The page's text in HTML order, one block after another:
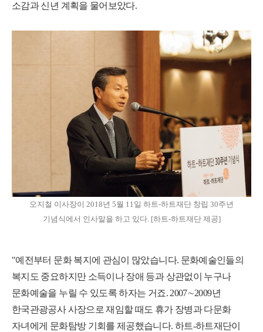
소감과 신년 계획을 물어보았다.
오지철 이사장이 2018년 5월 11일 하트-하트재단 창립 30주년
기념식에서 인사말을 하고 있다. [하트-하트재단 제공]
"예전부터 문화 복지에 관심이 많았습니다. 문화예술인들의
복지도 중요하지만 소득이나 장애 등과 상관없이 누구나
문화예술을 누릴 수 있도록 하자는 거죠. 2007∼2009년
한국관광공사 사장으로 재임할 때도 휴가 장병과 다문화
자녀에게 문화탐방 기회를 제공했습니다. 하트-하트재단이